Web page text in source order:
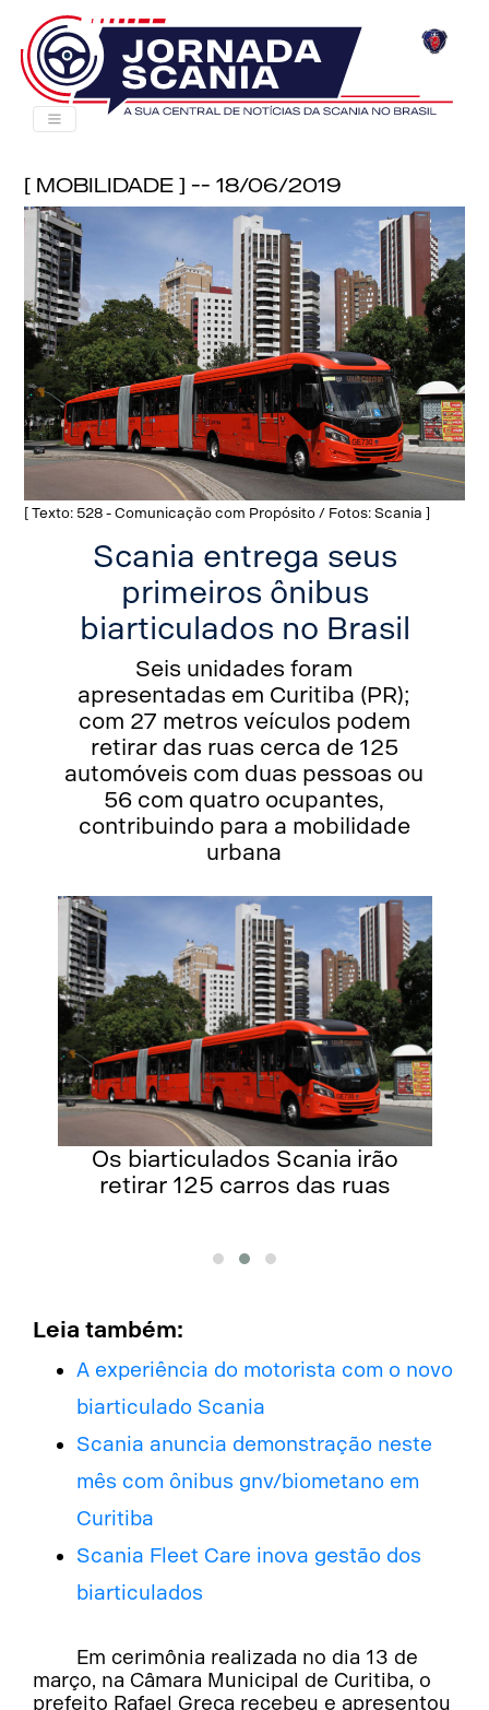
[ Mobilidade ] -- 18/06/2019
[ Texto: 528 - Comunicação com Propósito / Fotos: Scania ]
Scania entrega seus
primeiros ônibus
biarticulados no Brasil
Seis unidades foram
apresentadas em Curitiba (PR);
com 27 metros veículos podem
retirar das ruas cerca de 125
automóveis com duas pessoas ou
56 com quatro ocupantes,
contribuindo para a mobilidade
urbana
Os biarticulados Scania irão
retirar 125 carros das ruas
Leia também:
A experiência do motorista com o novo
biarticulado Scania
Scania anuncia demonstração neste
mês com ônibus gnv/biometano em
Curitiba
Scania Fleet Care inova gestão dos
biarticulados
Em cerimônia realizada no dia 13 de
março, na Câmara Municipal de Curitiba, o
prefeito Rafael Greca recebeu e apresentou